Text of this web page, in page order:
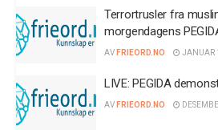
Terrortrusler fra
morgendagens
AV FRIEORD.NO JANUAR
LIVE: PEGIDA
AV FRIEORD.NO